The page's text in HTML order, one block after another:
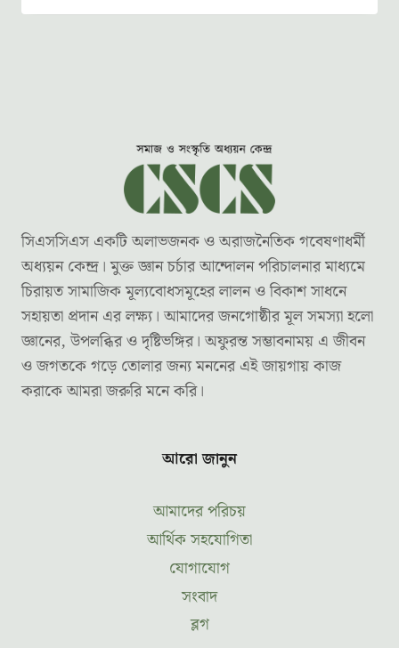
সিএসসিএস একটি অলাভজনক ও অরাজনৈতিক গবেষণাধর্মী
অধ্যয়ন কেন্দ্র। মুক্ত জ্ঞান চর্চার আন্দোলন পরিচালনার মাধ্যমে
চিরায়ত সামাজিক মূল্যবোধসমূহের লালন ও বিকাশ সাধনে
সহায়তা প্রদান এর লক্ষ্য। আমাদের জনগোষ্ঠীর মূল সমস্যা হলো
জ্ঞানের, উপলব্ধির ও দৃষ্টিভঙ্গির। অফুরন্ত সম্ভাবনাময় এ জীবন
ও জগতকে গড়ে তোলার জন্য মননের এই জায়গায় কাজ
করাকে আমরা জরুরি মনে করি।
আরো জানুন
আমাদের পরিচয়
আর্থিক সহযোগিতা
যোগাযোগ
সংবাদ
ব্লগ